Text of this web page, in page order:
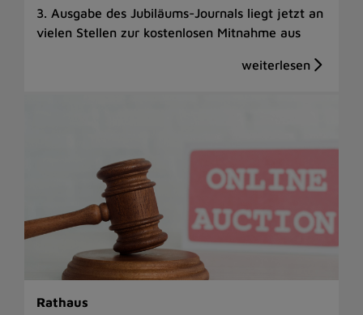
3. Ausgabe des Jubiläums-Journals liegt jetzt an
vielen Stellen zur kostenlosen Mitnahme aus
Rathaus